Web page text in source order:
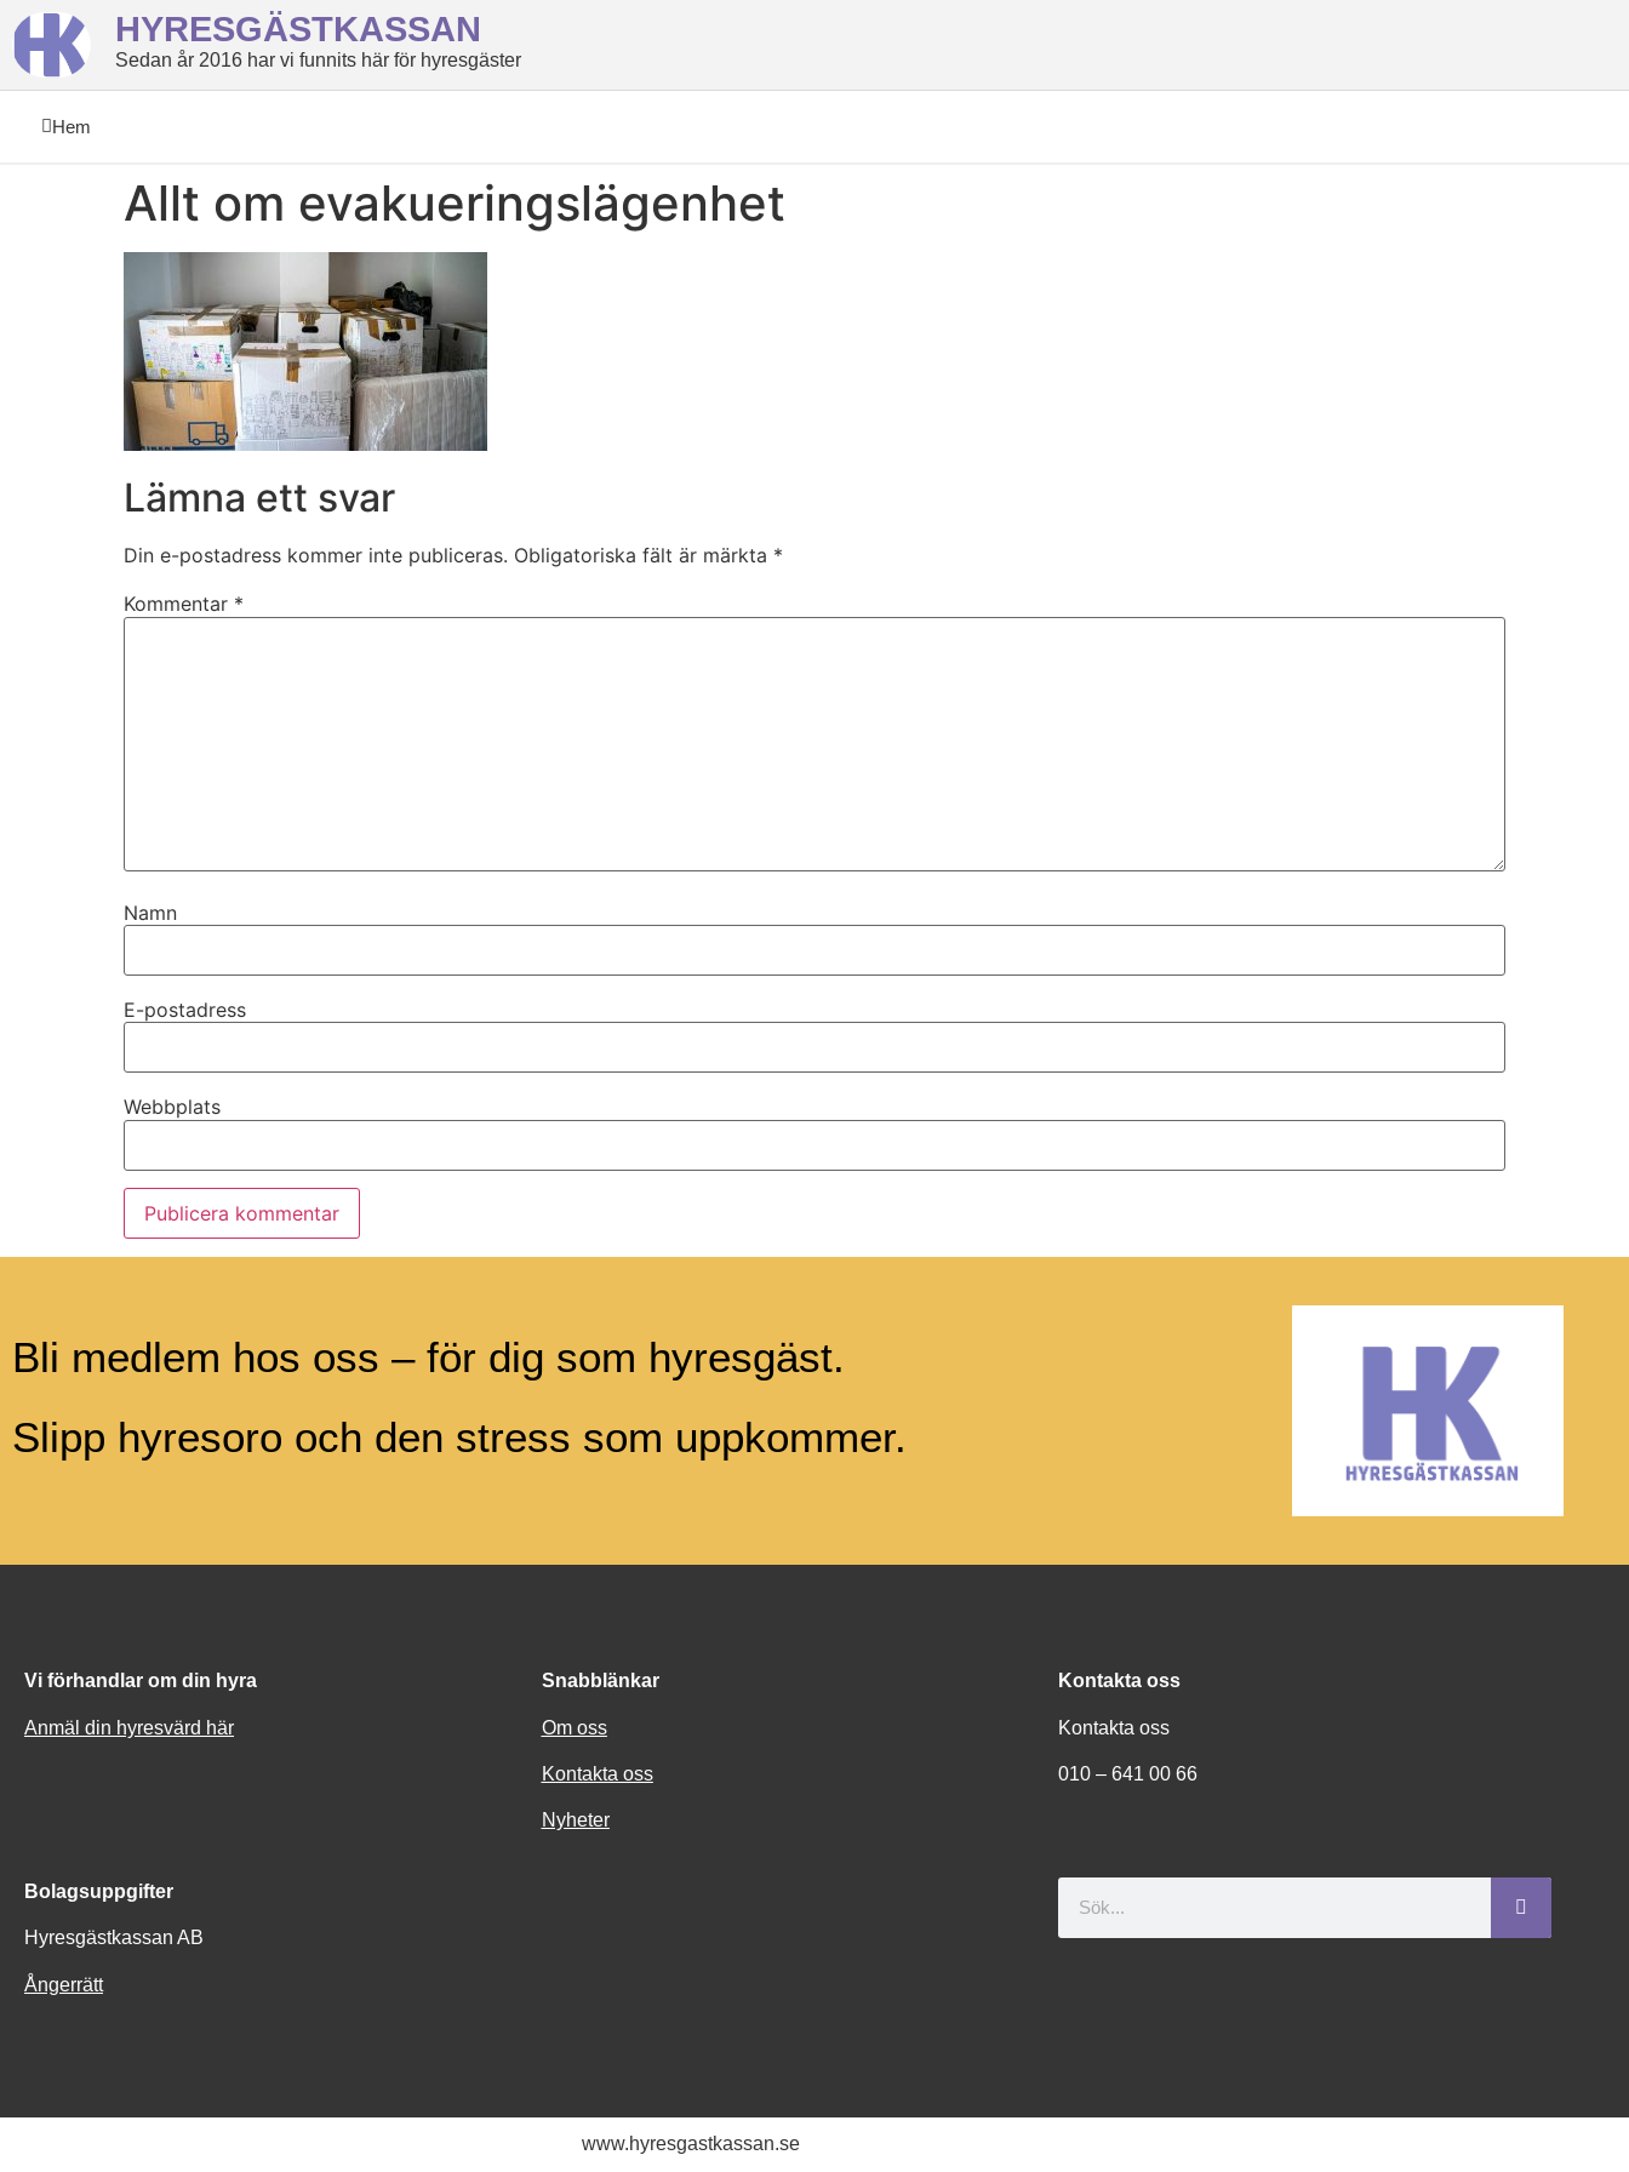
HYRESGÄSTKASSAN
Sedan år 2016 har vi funnits här för hyresgäster
Hem
Allt om evakueringslägenhet
Lämna ett svar
Din e-postadress kommer inte publiceras. Obligatoriska fält är märkta *
Kommentar *
Namn
E-postadress
Webbplats
Bli medlem hos oss – för dig som hyresgäst.
Slipp hyresoro och den stress som uppkommer.
Vi förhandlar om din hyra
Anmäl din hyresvärd här
Snabblänkar
Om oss
Kontakta oss
Nyheter
Kontakta oss
Kontakta oss
010 – 641 00 66
Bolagsuppgifter
Hyresgästkassan AB
Ångerrätt
www.hyresgastkassan.se